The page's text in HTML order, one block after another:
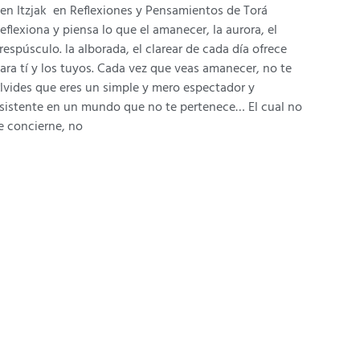
Itzjak en Reflexiones y Pensamientos de Torá
y piensa lo que el amanecer, la aurora, el
la alborada, el clarear de cada día ofrece
tí y los tuyos. Cada vez que veas amanecer, no te
que eres un simple y mero espectador y
en un mundo que no te pertenece… El cual no
concierne, no